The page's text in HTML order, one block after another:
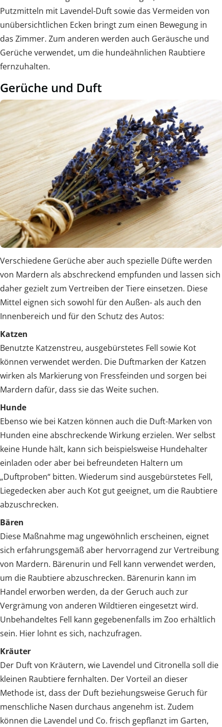
Putzmitteln mit Lavendel-Duft sowie das Vermeiden von
unübersichtlichen Ecken bringt zum einen Bewegung in
das Zimmer. Zum anderen werden auch Geräusche und
Gerüche verwendet, um die hundeähnlichen Raubtiere
fernzuhalten.
Gerüche und Duft
Verschiedene Gerüche aber auch spezielle Düfte werden
von Mardern als abschreckend empfunden und lassen sich
daher gezielt zum Vertreiben der Tiere einsetzen. Diese
Mittel eignen sich sowohl für den Außen- als auch den
Innenbereich und für den Schutz des Autos:
Katzen
Benutzte Katzenstreu, ausgebürstetes Fell sowie Kot
können verwendet werden. Die Duftmarken der Katzen
wirken als Markierung von Fressfeinden und sorgen bei
Mardern dafür, dass sie das Weite suchen.
Hunde
Ebenso wie bei Katzen können auch die Duft-Marken von
Hunden eine abschreckende Wirkung erzielen. Wer selbst
keine Hunde hält, kann sich beispielsweise Hundehalter
einladen oder aber bei befreundeten Haltern um
„Duftproben“ bitten. Wiederum sind ausgebürstetes Fell,
Liegedecken aber auch Kot gut geeignet, um die Raubtiere
abzuschrecken.
Bären
Diese Maßnahme mag ungewöhnlich erscheinen, eignet
sich erfahrungsgemäß aber hervorragend zur Vertreibung
von Mardern. Bärenurin und Fell kann verwendet werden,
um die Raubtiere abzuschrecken. Bärenurin kann im
Handel erworben werden, da der Geruch auch zur
Vergrämung von anderen Wildtieren eingesetzt wird.
Unbehandeltes Fell kann gegebenenfalls im Zoo erhältlich
sein. Hier lohnt es sich, nachzufragen.
Kräuter
Der Duft von Kräutern, wie Lavendel und Citronella soll die
kleinen Raubtiere fernhalten. Der Vorteil an dieser
Methode ist, dass der Duft beziehungsweise Geruch für
menschliche Nasen durchaus angenehm ist. Zudem
können die Lavendel und Co. frisch gepflanzt im Garten,